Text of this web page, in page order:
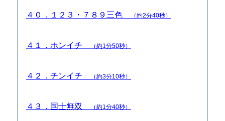
４０．１２３・７８９三色 （約2分40秒）
４１．ホンイチ （約1分50秒）
４２．チンイチ （約3分10秒）
４３．国士無双 （約1分40秒）